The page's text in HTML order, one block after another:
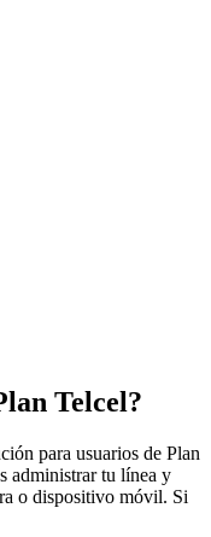
Telcel?
para usuarios de Plan
administrar tu línea y
o dispositivo móvil. Si